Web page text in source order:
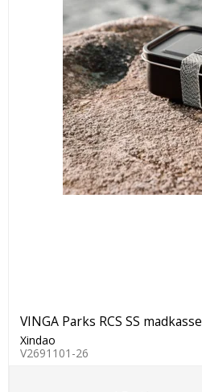
VINGA Parks RCS SS madkasse
Xindao
V2691101-26